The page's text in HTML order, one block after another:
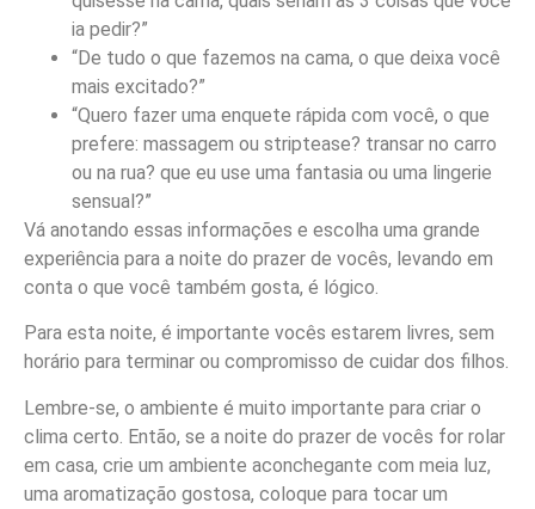
ia pedir?”
“De tudo o que fazemos na cama, o que deixa você
mais excitado?”
“Quero fazer uma enquete rápida com você, o que
prefere: massagem ou striptease? transar no carro
ou na rua? que eu use uma fantasia ou uma lingerie
sensual?”
Vá anotando essas informações e escolha uma grande
experiência para a noite do prazer de vocês, levando em
conta o que você também gosta, é lógico.
Para esta noite, é importante vocês estarem livres, sem
horário para terminar ou compromisso de cuidar dos filhos.
Lembre-se, o ambiente é muito importante para criar o
clima certo. Então, se a noite do prazer de vocês for rolar
em casa, crie um ambiente aconchegante com meia luz,
uma aromatização gostosa, coloque para tocar um